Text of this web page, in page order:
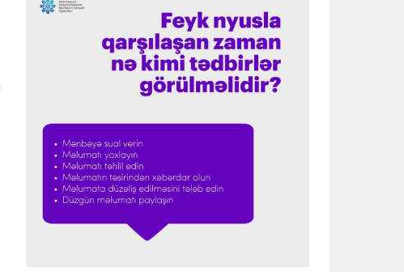
İspaniya L.L. 01:23 07.08.2026
"Barselona" Mərakeş klubuna qarşı
keçirilməsi planlaşdırılan yoldaşlıq
Dünya çempionatı
"Prezident səlahiyyətlərindən sui-
istifadə edib"- FIFPRO-dan İnfantinoya